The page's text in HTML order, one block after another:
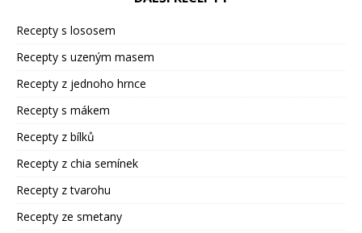
Recepty s lososem
Recepty s uzeným masem
Recepty z jednoho hrnce
Recepty s mákem
Recepty z bílků
Recepty z chia semínek
Recepty z tvarohu
Recepty ze smetany